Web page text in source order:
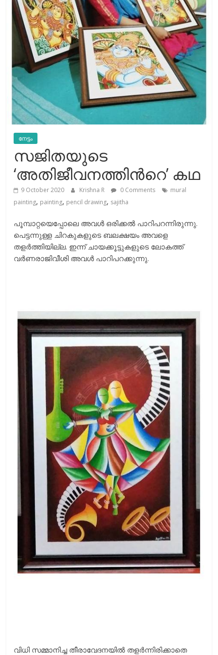
നേട്ടം
സജിതയുടെ
‘അതിജീവനത്തിന്‍റെ’ കഥ
9 October 2020 Krishna R 0 Comments
mural
painting, painting, pencil drawing, sajitha
പൂമ്പാറ്റയെപ്പോലെ അവള്‍ ഒരിക്കല്‍ പാറിപറന്നിരുന്നു.
പെട്ടന്നുള്ള ചിറകുകളുടെ ബലക്ഷയം അവളെ
തളര്‍ത്തിയില്ല. ഇന്ന് ചായക്കൂട്ടുകളുടെ ലോകത്ത്
വര്‍ണരാജിവീശി അവള്‍ പാറിപറക്കുന്നു.
വിധി സമ്മാനിച്ച തീരാവേദനയില്‍ തളര്‍ന്നിരിക്കാതെ